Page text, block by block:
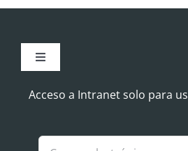
Toggle
Aviso Legal
Política de Cookies
Acceso a Intranet solo para